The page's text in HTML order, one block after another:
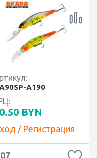
A190
BYN
/ Регистрация